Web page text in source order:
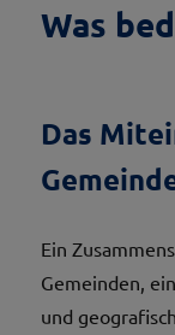
Was
Das
Ein
Gemeinden,
und